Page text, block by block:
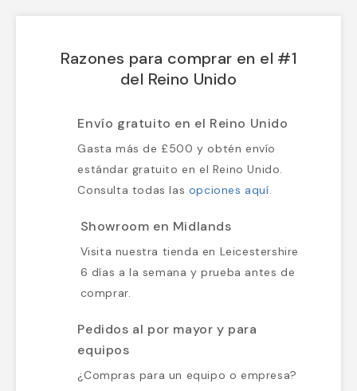
del Reino Unido
Envío gratuito en el Reino Unido
Gasta más de £500 y obtén envío
estándar gratuito en el Reino Unido.
Showroom en Midlands
Visita nuestra tienda en Leicestershire
6 días a la semana y prueba antes de
comprar.
Pedidos al por mayor y para